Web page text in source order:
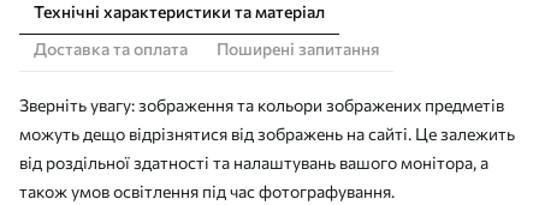
Технічні характеристики та матеріал
Доставка та оплата
Поширені запитання
Зверніть увагу: зображення та кольори зображених предметів
можуть дещо відрізнятися від зображень на сайті. Це залежить
від роздільної здатності та налаштувань вашого монітора, а
також умов освітлення під час фотографування.